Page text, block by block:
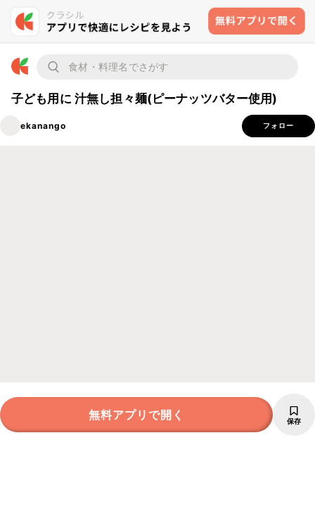
子ども用に 汁無し担々麺(ピーナッツバター使用)
ekanango フォロー
無料アプリで開く 保存